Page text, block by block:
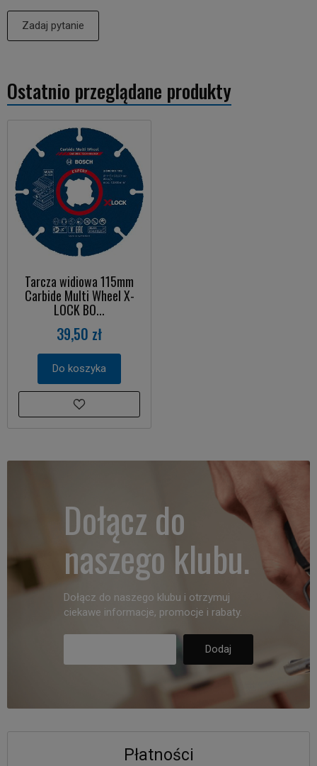
Zadaj pytanie
Ostatnio przeglądane produkty
Tarcza widiowa 115mm
Carbide Multi Wheel X-
LOCK BO...
39,50 zł
Do koszyka
Dołącz do
naszego klubu.
Dołącz do naszego klubu i otrzymuj
ciekawe informacje, promocje i rabaty.
Płatności